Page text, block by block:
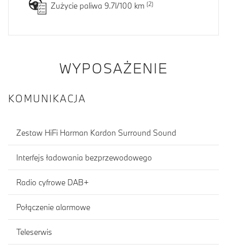
Zużycie paliwa 9.7l/100 km
WYPOSAŻENIE
KOMUNIKACJA
Zestaw HiFi Harman Kardon Surround Sound
Interfejs ładowania bezprzewodowego
Radio cyfrowe DAB+
Połączenie alarmowe
Teleserwis